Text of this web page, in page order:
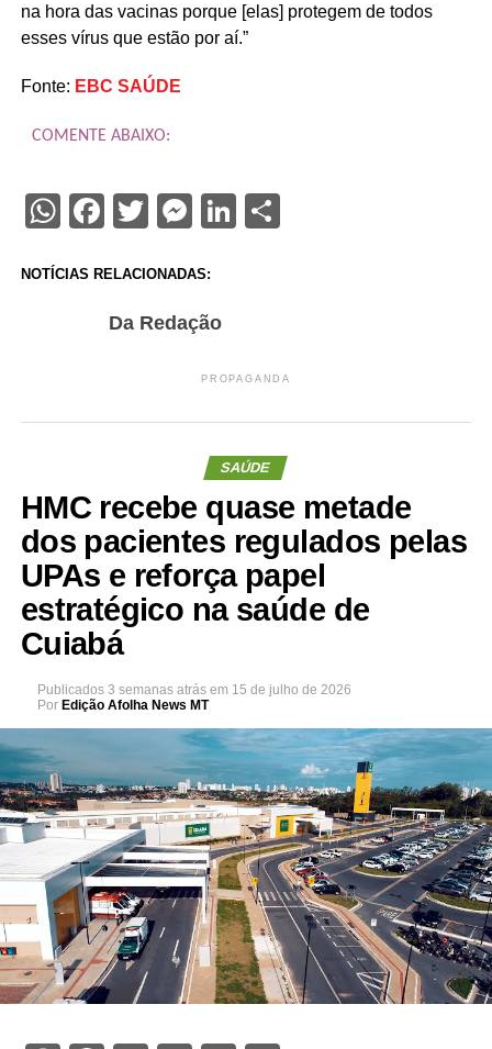
na hora das vacinas porque [elas] protegem de todos
esses vírus que estão por aí.”
Fonte: EBC SAÚDE
COMENTE ABAIXO:
WhatsApp
Facebook
Twitter
Messenger
LinkedIn
Share
NOTÍCIAS RELACIONADAS:
Da Redação
PROPAGANDA
SAÚDE
HMC recebe quase metade
dos pacientes regulados pelas
UPAs e reforça papel
estratégico na saúde de
Cuiabá
Publicados 3 semanas atrás em 15 de julho de 2026
Por Edição Afolha News MT